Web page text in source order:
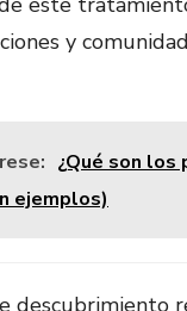
y
¿Qué son los
ejemplos)